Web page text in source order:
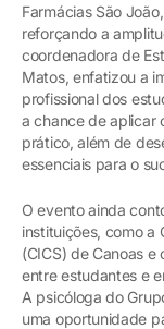
Farmácias São
reforçando a
coordenadora de
Matos, enfatizou a
profissional dos
a chance de aplicar
prático, além de
essenciais para o
O evento ainda
instituições, como a
(CICS) de Canoas
entre estudantes e
A psicóloga do
uma oportunidade